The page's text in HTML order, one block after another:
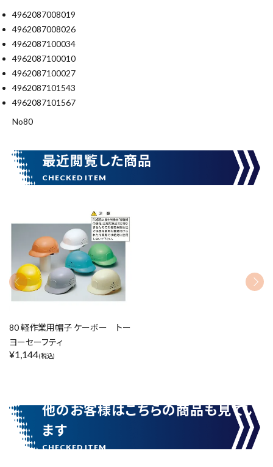
キーワードから探す
カテゴリーから探す
価格から探す
在庫のない商品を表示しない
リセット
4962087008019
4962087008026
4962087100034
4962087100010
4962087100027
4962087101543
4962087101567
No80
最近閲覧した商品
80 軽作業用帽子 ケーボー トー
ヨーセーフティ
¥1,144(税込)
他のお客様はこちらの商品も見てい
ます